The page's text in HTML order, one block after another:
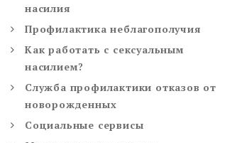
насилия
Профилактика неблагополучия
Как работать с сексуальным
насилием?
Служба профилактики отказов от
новорожденных
Социальные сервисы